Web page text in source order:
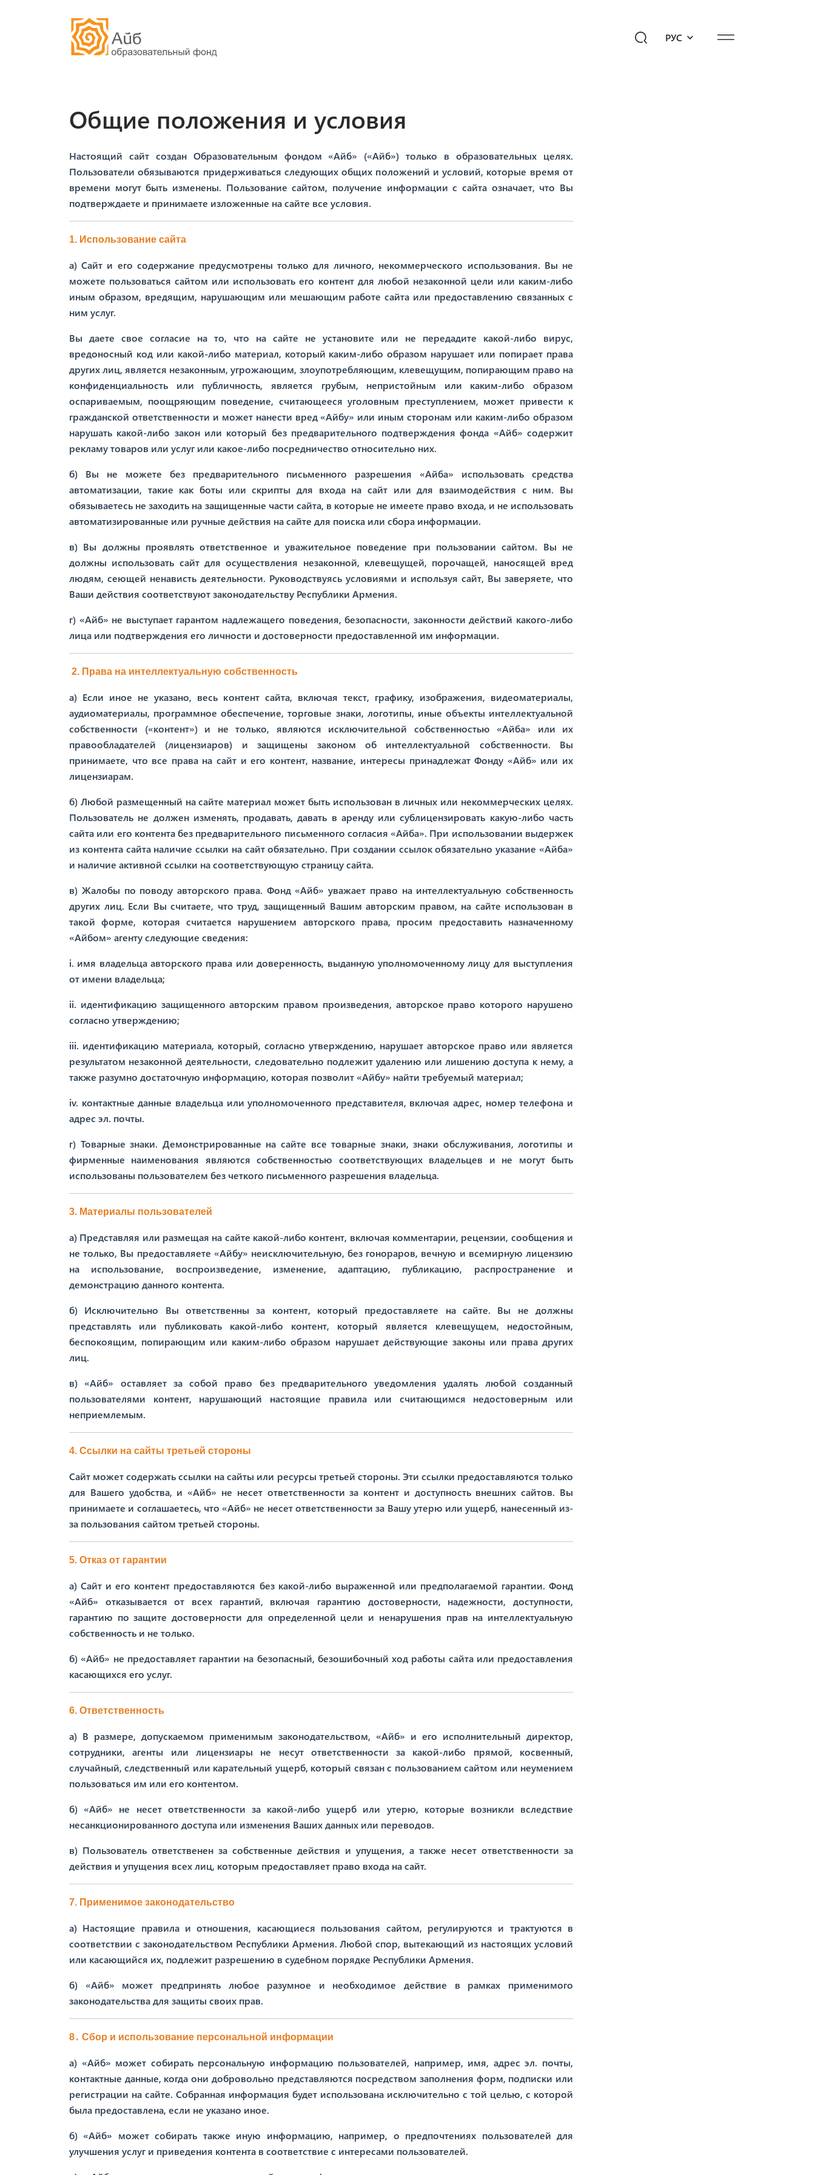
РУС
Сообщество
Мероприятия
Общие положения и условия
Настоящий сайт создан Образовательным фондом «Айб» («Айб») только в образовательных целях.
Пользователи обязываются придерживаться следующих общих положений и условий, которые время от
времени могут быть изменены. Пользование сайтом, получение информации с сайта означает, что Вы
подтверждаете и принимаете изложенные на сайте все условия.
1. Использование сайта
а) Сайт и его содержание предусмотрены только для личного, некоммерческого использования. Вы не
можете пользоваться сайтом или использовать его контент для любой незаконной цели или каким-либо
иным образом, вредящим, нарушающим или мешающим работе сайта или предоставлению связанных с
ним услуг.
Вы даете свое согласие на то, что на сайте не установите или не передадите какой-либо вирус,
вредоносный код или какой-либо материал, который каким-либо образом нарушает или попирает права
других лиц, является незаконным, угрожающим, злоупотребляющим, клевещущим, попирающим право на
конфиденциальность или публичность, является грубым, непристойным или каким-либо образом
оспариваемым, поощряющим поведение, считающееся уголовным преступлением, может привести к
гражданской ответственности и может нанести вред «Айбу» или иным сторонам или каким-либо образом
нарушать какой-либо закон или который без предварительного подтверждения фонда «Айб» содержит
рекламу товаров или услуг или какое-либо посредничество относительно них.
б) Вы не можете без предварительного письменного разрешения «Айба» использовать средства
автоматизации, такие как боты или скрипты для входа на сайт или для взаимодействия с ним. Вы
обязываетесь не заходить на защищенные части сайта, в которые не имеете право входа, и не использовать
автоматизированные или ручные действия на сайте для поиска или сбора информации.
в) Вы должны проявлять ответственное и уважительное поведение при пользовании сайтом. Вы не
должны использовать сайт для осуществления незаконной, клевещущей, порочащей, наносящей вред
людям, сеющей ненависть деятельности. Руководствуясь условиями и используя сайт, Вы заверяете, что
Ваши действия соответствуют законодательству Республики Армения.
г) «Айб» не выступает гарантом надлежащего поведения, безопасности, законности действий какого-либо
лица или подтверждения его личности и достоверности предоставленной им информации.
2. Права на интеллектуальную собственность
а) Если иное не указано, весь контент сайта, включая текст, графику, изображения, видеоматериалы,
аудиоматериалы, программное обеспечение, торговые знаки, логотипы, иные объекты интеллектуальной
собственности («контент») и не только, являются исключительной собственностью «Айба» или их
правообладателей (лицензиаров) и защищены законом об интеллектуальной собственности. Вы
принимаете, что все права на сайт и его контент, название, интересы принадлежат Фонду «Айб» или их
лицензиарам.
б) Любой размещенный на сайте материал может быть использован в личных или некоммерческих целях.
Пользователь не должен изменять, продавать, давать в аренду или сублицензировать какую-либо часть
сайта или его контента без предварительного письменного согласия «Айба». При использовании выдержек
из контента сайта наличие ссылки на сайт обязательно. При создании ссылок обязательно указание «Айба»
и наличие активной ссылки на соответствующую страницу сайта.
в) Жалобы по поводу авторского права. Фонд «Айб» уважает право на интеллектуальную собственность
других лиц. Если Вы считаете, что труд, защищенный Вашим авторским правом, на сайте использован в
такой форме, которая считается нарушением авторского права, просим предоставить назначенному
«Айбом» агенту следующие сведения:
i. имя владельца авторского права или доверенность, выданную уполномоченному лицу для выступления
от имени владельца;
ii. идентификацию защищенного авторским правом произведения, авторское право которого нарушено
согласно утверждению;
iii. идентификацию материала, который, согласно утверждению, нарушает авторское правo или является
результатом незаконной деятельности, следовательно подлежит удалению или лишению доступа к нему, а
также разумно достаточную информацию, которая позволит «Айбу» найти требуемый материал;
iv. контактные данные владельца или уполномоченного представителя, включая адрес, номер телефона и
адрес эл. почты.
г) Товарные знаки. Демонстрированные на сайте все товарные знаки, знаки обслуживания, логотипы и
фирменные наименования являются собственностью соответствующих владельцев и не могут быть
использованы пользователем без четкого письменного разрешения владельца.
3. Материалы пользователей
а) Представляя или размещая на сайте какой-либо контент, включая комментарии, рецензии, сообщения и
не только, Вы предоставляете «Айбу» неисключительную, без гонораров, вечную и всемирную лицензию
на использование, воспроизведение, изменение, адаптацию, публикацию, распространение и
демонстрацию данного контента.
б) Исключительно Вы ответственны за контент, который предоставляете на сайте. Вы не должны
представлять или публиковать какой-либо контент, который является клевещущем, недостойным,
беспокоящим, попирающим или каким-либо образом нарушает действующие законы или права других
лиц.
в) «Айб» оставляет за собой право без предварительного уведомления удалять любой созданный
пользователями контент, нарушающий настоящие правила или считающимся недостоверным или
неприемлемым.
4. Ссылки на сайты третьей стороны
Сайт может содержать ссылки на сайты или ресурсы третьей стороны. Эти ссылки предоставляются только
для Вашего удобства, и «Айб» не несет ответственности за контент и доступность внешних сайтов. Вы
принимаете и соглашаетесь, что «Айб» не несет ответственности за Вашу утерю или ущерб, нанесенный из-
за пользования сайтом третьей стороны.
5. Отказ от гарантии
а) Сайт и его контент предоставляются без какой-либо выраженной или предполагаемой гарантии. Фонд
«Айб» отказывается от всех гарантий, включая гарантию достоверности, надежности, доступности,
гарантию по защите достоверности для определенной цели и ненарушения прав на интеллектуальную
собственность и не только.
б) «Айб» не предоставляет гарантии на безопасный, безошибочный ход работы сайта или предоставления
касающихся его услуг.
6. Ответственность
а) В размере, допускаемом применимым законодательством, «Айб» и его исполнительный директор,
сотрудники, агенты или лицензиары не несут ответственности за какой-либо прямой, косвенный,
случайный, следственный или карательный ущерб, который связан с пользованием сайтом или неумением
пользоваться им или его контентом.
б) «Айб» не несет ответственности за какой-либо ущерб или утерю, которые возникли вследствие
несанкционированного доступа или изменения Ваших данных или переводов.
в) Пользователь ответственен за собственные действия и упущения, а также несет ответственности за
действия и упущения всех лиц, которым предоставляет право входа на сайт.
7. Применимое законодательство
а) Настоящие правила и отношения, касающиеся пользования сайтом, регулируются и трактуются в
соответствии с законодательством Республики Армения. Любой спор, вытекающий из настоящих условий
или касающийся их, подлежит разрешению в судебном порядке Республики Армения.
б) «Айб» может предпринять любое разумное и необходимое действие в рамках применимого
законодательства для защиты своих прав.
8․ Сбор и использование персональной информации
а) «Айб» может собирать персональную информацию пользователей, например, имя, адрес эл. почты,
контактные данные, когда они добровольно представляются посредством заполнения форм, подписки или
регистрации на сайте. Собранная информация будет использована исключительно с той целью, с которой
была предоставлена, если не указано иное.
б) «Айб» может собирать также иную информацию, например, о предпочтениях пользователей для
улучшения услуг и приведения контента в соответствие с интересами пользователей.